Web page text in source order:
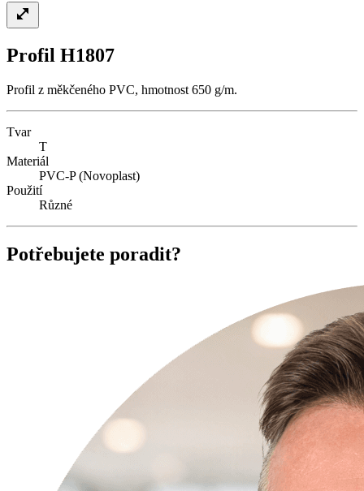
Profil H1807
Profil z měkčeného PVC, hmotnost 650 g/m.
Tvar
T
Materiál
PVC-P (Novoplast)
Použití
Různé
Potřebujete poradit?